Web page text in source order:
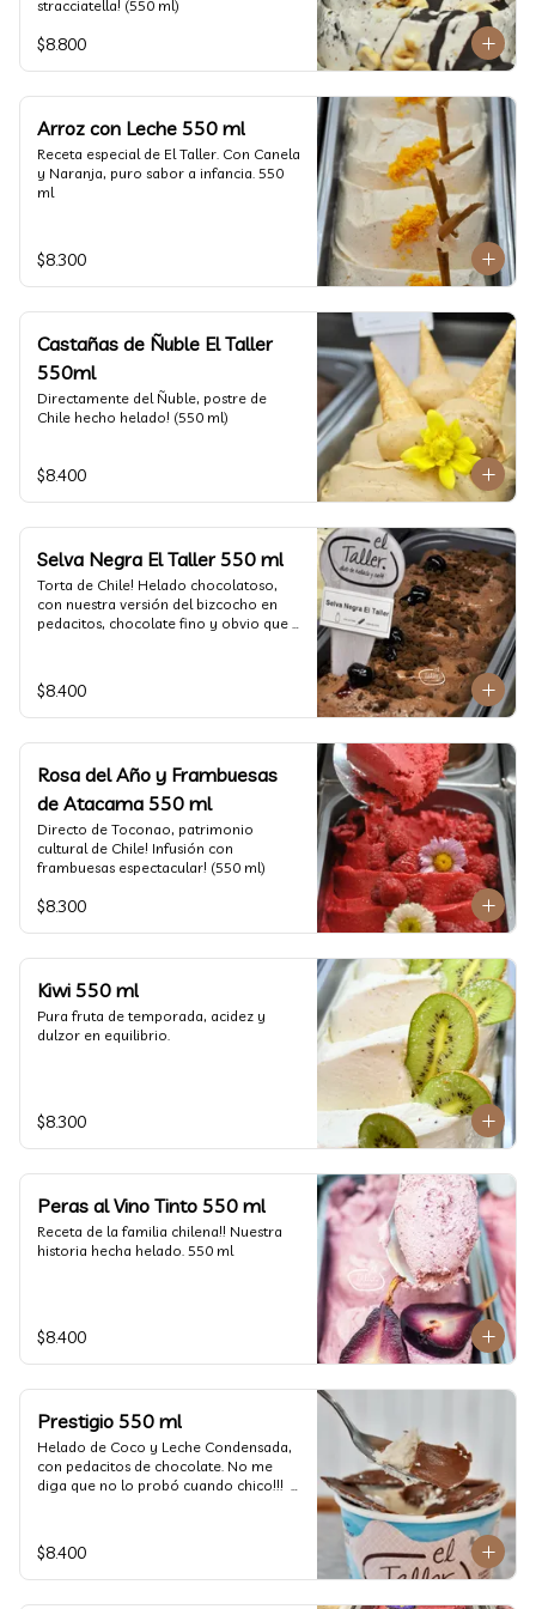
stracciatella! (550 ml)
$8.800
Arroz con Leche 550 ml
Receta especial de El Taller. Con Canela
y Naranja, puro sabor a infancia. 550
ml
$8.300
Castañas de Ñuble El Taller
550ml
Directamente del Ñuble, postre de
Chile hecho helado! (550 ml)
$8.400
Selva Negra El Taller 550 ml
Torta de Chile! Helado chocolatoso,
con nuestra versión del bizcocho en
pedacitos, chocolate fino y obvio que
$8.400
Rosa del Año y Frambuesas
de Atacama 550 ml
Directo de Toconao, patrimonio
cultural de Chile! Infusión con
frambuesas espectacular! (550 ml)
$8.300
Kiwi 550 ml
Pura fruta de temporada, acidez y
dulzor en equilibrio.
$8.300
Peras al Vino Tinto 550 ml
Receta de la familia chilena!! Nuestra
historia hecha helado. 550 ml
$8.400
Prestigio 550 ml
Helado de Coco y Leche Condensada,
con pedacitos de chocolate. No me
diga que no lo probó cuando chico!!!
$8.400